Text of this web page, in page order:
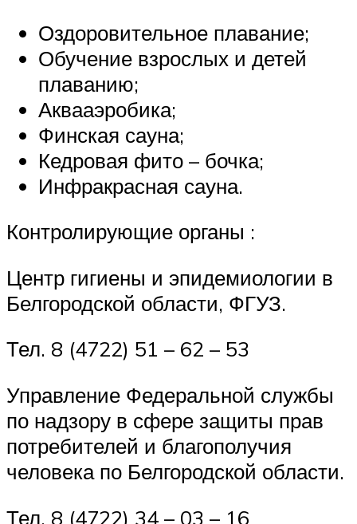
Оздоровительное плавание;
Обучение взрослых и детей
плаванию;
Аквааэробика;
Финская сауна;
Кедровая фито – бочка;
Инфракрасная сауна.
Контролирующие органы :
Центр гигиены и эпидемиологии в
Белгородской области, ФГУЗ.
Тел. 8 (4722) 51 – 62 – 53
Управление Федеральной службы
по надзору в сфере защиты прав
потребителей и благополучия
человека по Белгородской области.
Тел. 8 (4722) 34 – 03 – 16